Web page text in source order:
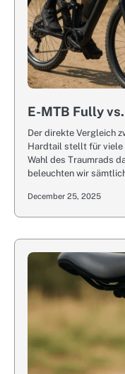
E-MTB Fully
Der direkte Vergleich
Hardtail stellt für viele
Wahl des Traumrads
beleuchten wir
December 25, 2025